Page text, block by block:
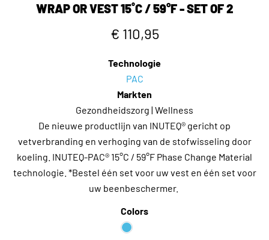
WRAP OR VEST 15˚C / 59°F - SET OF 2
€ 110,95
Technologie
PAC
Markten
Gezondheidszorg | Wellness
De nieuwe productlijn van INUTEQ® gericht op
vetverbranding en verhoging van de stofwisseling door
koeling. INUTEQ-PAC® 15°C / 59°F Phase Change Material
technologie. *Bestel één set voor uw vest en één set voor
uw beenbeschermer.
Colors